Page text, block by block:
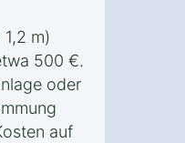
m)
500 €.
oder
auf